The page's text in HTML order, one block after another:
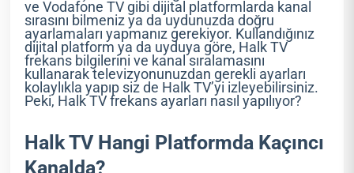
ve Vodafone TV gibi dijital platformlarda kanal
sırasını bilmeniz ya da uydunuzda doğru
ayarlamaları yapmanız gerekiyor. Kullandığınız
dijital platform ya da uyduya göre, Halk TV
frekans bilgilerini ve kanal sıralamasını
kullanarak televizyonunuzdan gerekli ayarları
kolaylıkla yapıp siz de Halk TV’yi izleyebilirsiniz.
Peki, Halk TV frekans ayarları nasıl yapılıyor?
Halk TV Hangi Platformda Kaçıncı
Kanalda?